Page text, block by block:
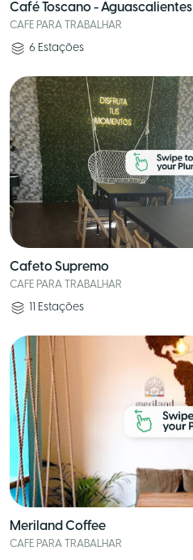
Café Toscano - Aguascalientes
CAFE PARA TRABALHAR
6 Estações
Cafeto Supremo
CAFE PARA TRABALHAR
11 Estações
Meriland Coffee
CAFE PARA TRABALHAR